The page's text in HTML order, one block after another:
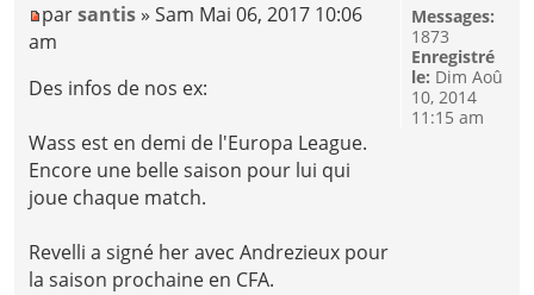
parsantis » Sam Mai 06, 2017 10:06
am
Des infos de nos ex:
Wass est en demi de l'Europa League.
Encore une belle saison pour lui qui
joue chaque match.
Revelli a signé her avec Andrezieux pour
la saison prochaine en CFA.
Messages:
1873
Enregistré
le: Dim Aoû
10, 2014
11:15 am